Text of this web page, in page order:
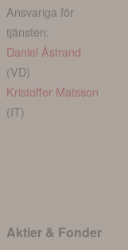
Ansvariga för
tjänsten:
Daniel Åstrand
(VD)
Kristoffer Matsson
(IT)
Aktier & Fonder